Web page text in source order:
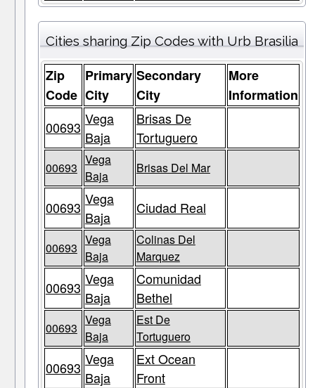
Cities sharing Zip Codes with Urb Brasilia
Zip
Code
Primary
City
Secondary
City
More
Information
00693 Vega
Baja
Brisas De
Tortuguero
00693
Vega
Baja
Brisas Del Mar
00693 Vega
Baja
Ciudad Real
00693
Vega
Baja
Colinas Del
Marquez
00693 Vega
Baja
Comunidad
Bethel
00693
Vega
Baja
Est De
Tortuguero
00693 Vega
Baja
Ext Ocean
Front